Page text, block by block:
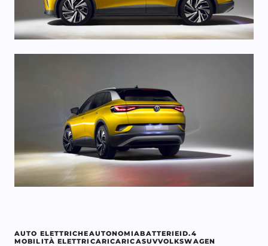
AUTO ELETTRICHEAUTONOMIABATTERIEID.4
MOBILITÀ ELETTRICARICARICASUVVOLKSWAGEN